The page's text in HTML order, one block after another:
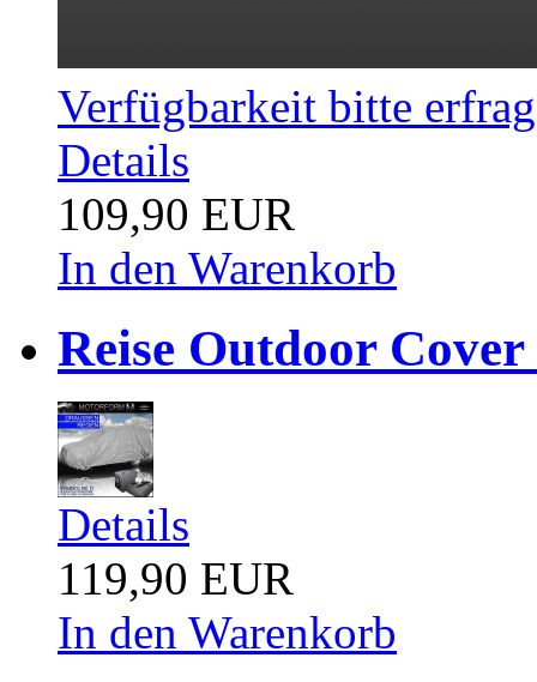
Verfügbarkeit bitte
Details
109,90 EUR
In den Warenkorb
Reise Outdoor
Details
119,90 EUR
In den Warenkorb